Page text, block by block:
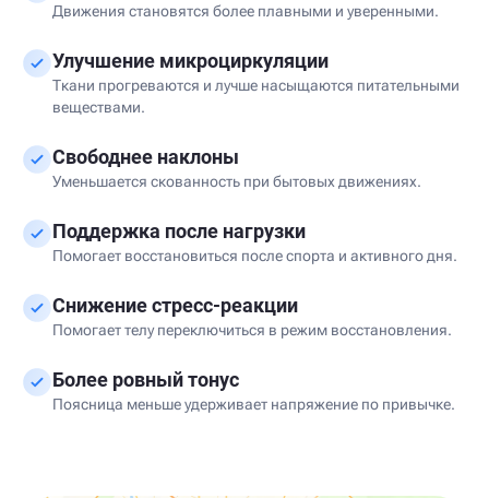
Движения становятся более плавными и уверенными.
Улучшение микроциркуляции
Ткани прогреваются и лучше насыщаются питательными
веществами.
Свободнее наклоны
Уменьшается скованность при бытовых движениях.
Поддержка после нагрузки
Помогает восстановиться после спорта и активного дня.
Снижение стресс-реакции
Помогает телу переключиться в режим восстановления.
Более ровный тонус
Поясница меньше удерживает напряжение по привычке.